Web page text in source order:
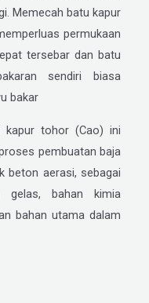
Memecah batu kapur
permukaan
tersebar dan batu
sendiri biasa
bakar
kapur tohor (Cao) ini
pembuatan baja
beton aerasi, sebagai
gelas, bahan kimia
bahan utama dalam